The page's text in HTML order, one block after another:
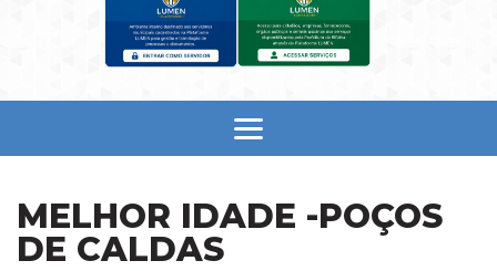
MELHOR IDADE -POÇOS
DE CALDAS